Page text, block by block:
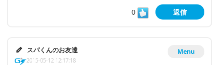
0
返信
Menu
スパくんのお友達
2015-05-12 12:17:18